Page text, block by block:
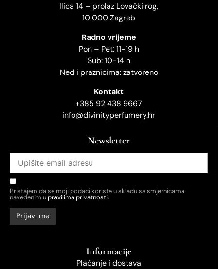
Ilica 14 – prolaz Lovački rog,
10 000 Zagreb
Radno vrijeme
Pon – Pet: 11-19 h
Sub: 10-14 h
Ned i praznicima: zatvoreno
Kontakt
+385 92 438 9667
info@divinityperfumery.hr
Newsletter
Pristajem da se moji podaci koriste u skladu sa smjernicama
navedenim upravilima privatnosti.
Informacije
Plaćanje i dostava